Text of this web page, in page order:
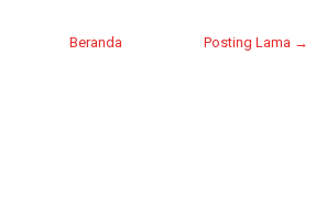
Posting Lama →
Beranda